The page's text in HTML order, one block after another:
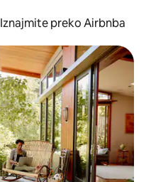
Iznajmite preko Airbnba